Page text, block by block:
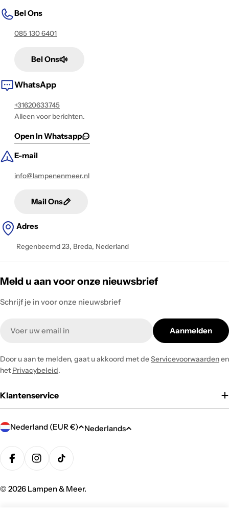
Bel Ons
085 130 6401
Bel Ons
WhatsApp
+31620633745
Alleen voor berichten.
Open In Whatsapp
E-mail
info@lampenenmeer.nl
Mail Ons
Adres
Regenbeemd 23, Breda, Nederland
Meld u aan voor onze nieuwsbrief
Schrijf je in voor onze nieuwsbrief
Aanmelden
Door u aan te melden, gaat u akkoord met deServicevoorwaardenen
het Privacybeleid.
Klantenservice
L
n
d
r
Nederland (EUR €)
T
Nederlands
Betaalmethodes
FacebookInstagram
TikTok
© 2026 Lampen & Meer. ‎